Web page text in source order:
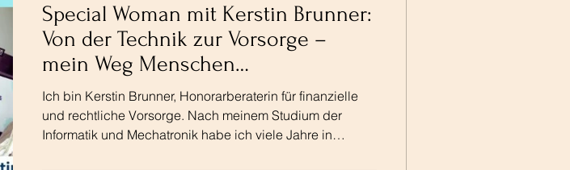
Vorsorge
Special Woman mit Kerstin Brunner:
Von der Technik zur Vorsorge –
mein Weg Menschen
selbstbestimmt zu machen
Ich bin Kerstin Brunner, Honorarberaterin für finanzielle
und rechtliche Vorsorge. Nach meinem Studium der
Informatik und Mechatronik habe ich viele Jahre in